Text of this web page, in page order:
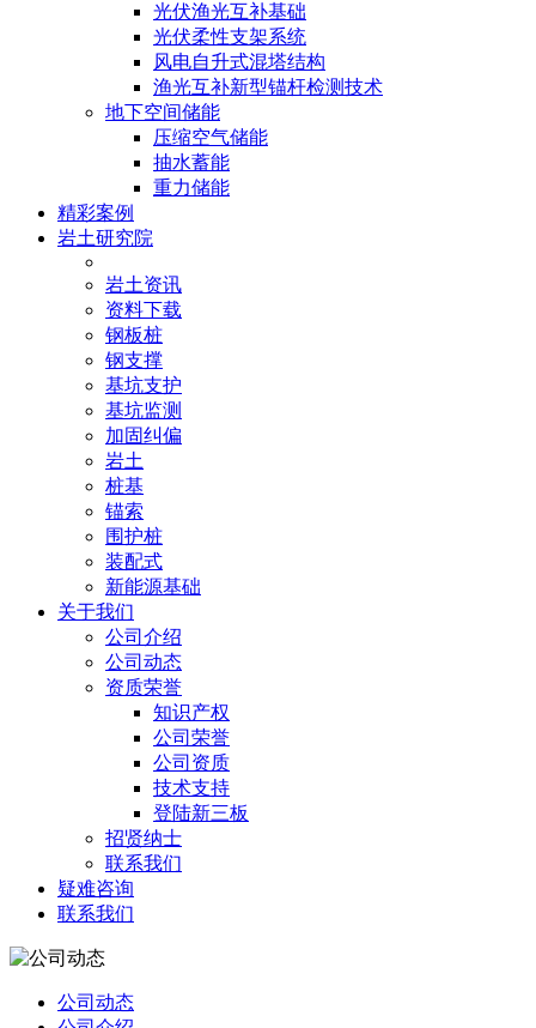
光伏渔光互补基础
光伏柔性支架系统
风电自升式混塔结构
渔光互补新型锚杆检测技术
地下空间储能
压缩空气储能
抽水蓄能
重力储能
精彩案例
岩土研究院
岩土资讯
资料下载
钢板桩
钢支撑
基坑支护
基坑监测
加固纠偏
岩土
桩基
锚索
围护桩
装配式
新能源基础
关于我们
公司介绍
公司动态
资质荣誉
知识产权
公司荣誉
公司资质
技术支持
登陆新三板
招贤纳士
联系我们
疑难咨询
联系我们
公司动态